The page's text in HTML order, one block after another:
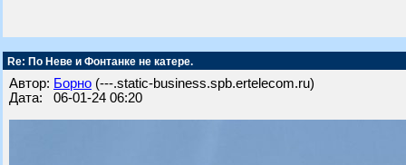
Re: По Неве и Фонтанке не катере.
Автор: Борно (---.static-business.spb.ertelecom.ru)
Дата: 06-01-24 06:20